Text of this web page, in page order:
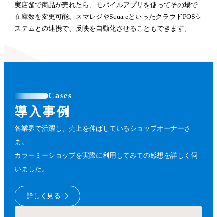
実店舗で商品が売れたら、モバイルアプリを使ってその場で
在庫数を変更可能。スマレジやSquareといったクラウドPOSシ
ステムとの連携で、反映を自動化させることもできます。
Cases
導入事例
各業界で活躍し、売上を伸ばしているショップオーナーさ
ま。
カラーミーショップを実際に利用してみての感想を詳しく伺
いました。
詳しく見る